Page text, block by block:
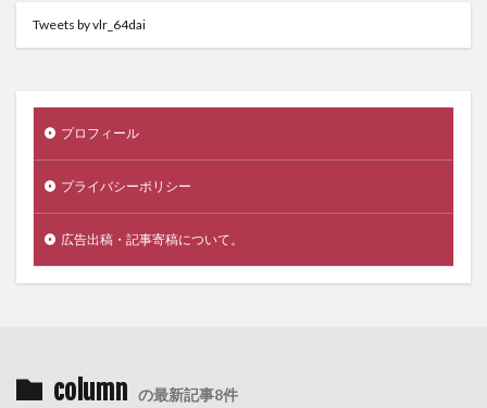
Tweets by vlr_64dai
プロフィール
プライバシーポリシー
広告出稿・記事寄稿について。
column の最新記事8件